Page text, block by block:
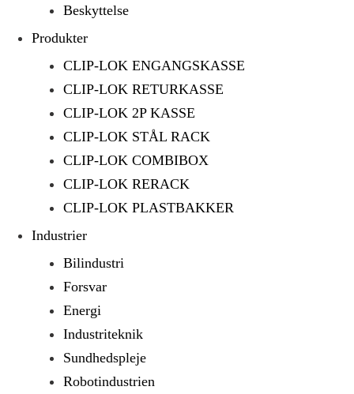
Beskyttelse
Produkter
CLIP-LOK ENGANGSKASSE
CLIP-LOK RETURKASSE
CLIP-LOK 2P KASSE
CLIP-LOK STÅL RACK
CLIP-LOK COMBIBOX
CLIP-LOK RERACK
CLIP-LOK PLASTBAKKER
Industrier
Bilindustri
Forsvar
Energi
Industriteknik
Sundhedspleje
Robotindustrien